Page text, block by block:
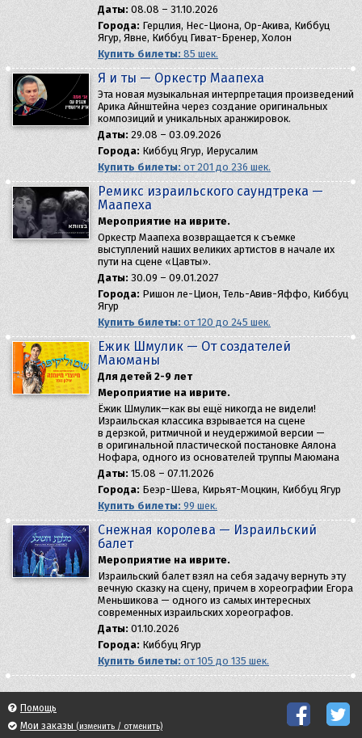
Даты: 08.08 – 31.10.2026
Города: Герцлия, Нес-Циона, Ор-Акива, Киббуц
Ягур, Явне, Киббуц Гиват-Бренер, Холон
Купить билеты: 85 шек.
Я и ты — Оркестр Маапеха
Эта новая музыкальная интерпретация произведений
Арика Айнштейна через создание оригинальных
композиций и уникальных аранжировок.
Даты: 29.08 – 03.09.2026
Города: Киббуц Ягур, Иерусалим
Купить билеты: от 201 до 236 шек.
Ремикс израильского саундтрека —
Маапеха
Мероприятие на иврите.
Оркестр Маапеха возвращается к съемке
выступлений наших великих артистов в начале их
пути на сцене «Цавты».
Даты: 30.09 – 09.01.2027
Города: Ришон ле-Цион, Тель-Авив-Яффо, Киббуц
Ягур
Купить билеты: от 120 до 245 шек.
Ёжик Шмулик — От создателей
Маюманы
Для детей 2-9 лет
Мероприятие на иврите.
Ёжик Шмулик—как вы ещё никогда не видели!
Израильская классика взрывается на сцене
в дерзкой, ритмичной и неудержимой версии —
в оригинальной пластической постановке Аялона
Нофара, одного из основателей труппы Маюмана
Даты: 15.08 – 07.11.2026
Города: Беэр-Шева, Кирьят-Моцкин, Киббуц Ягур
Купить билеты: 99 шек.
Снежная королева — Израильский
балет
Мероприятие на иврите.
Израильский балет взял на себя задачу вернуть эту
вечную сказку на сцену, причем в хореографии Егора
Меньшикова — одного из самых интересных
современных израильских хореографов.
Даты: 01.10.2026
Города: Киббуц Ягур
Купить билеты: от 105 до 135 шек.
Помощь
Мои заказы (изменить / отменить)